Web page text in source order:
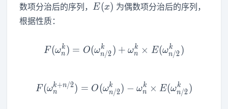
数项分治后的序列，
E(x)
E(x) 为偶数项分治后的序列，
根据性质：
F(ω^k_n)=O(ω^k_{n/
F (ωn
k ) = O(ωn/2
k ) + ωn
k × E(ωn/2
k )
F(ω^{k+n/
F (ωn
k+n/2 ) = O(ωn/2
k ) − ωn
k × E(ωn/2
k )